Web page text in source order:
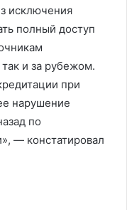
исключения
полный доступ
и за рубежом.
при
нарушение
по
— констатировал